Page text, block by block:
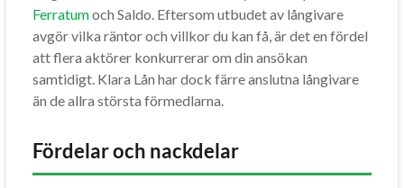
Ferratumoch Saldo. Eftersom utbudet av långivare
avgör vilka räntor och villkor du kan få, är det en fördel
att flera aktörer konkurrerar om din ansökan
samtidigt. Klara Lån har dock färre anslutna långivare
än de allra största förmedlarna.
Fördelar och nackdelar